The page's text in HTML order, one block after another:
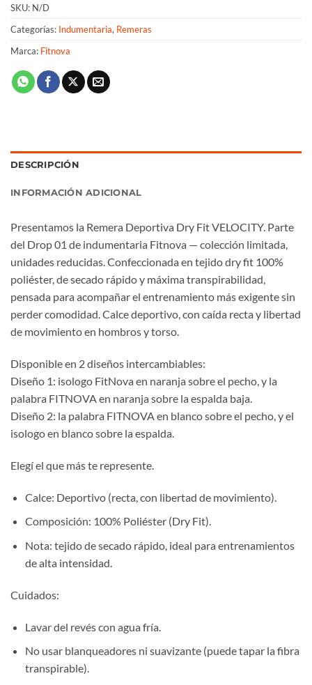
SKU: N/D
Categorías: Indumentaria, Remeras
Marca: Fitnova
DESCRIPCIÓN
INFORMACIÓN ADICIONAL
Presentamos la Remera Deportiva Dry Fit VELOCITY. Parte
del Drop 01 de indumentaria Fitnova — colección limitada,
unidades reducidas. Confeccionada en tejido dry fit 100%
poliéster, de secado rápido y máxima transpirabilidad,
pensada para acompañar el entrenamiento más exigente sin
perder comodidad. Calce deportivo, con caída recta y libertad
de movimiento en hombros y torso.
Disponible en 2 diseños intercambiables:
Diseño 1: isologo FitNova en naranja sobre el pecho, y la
palabra FITNOVA en naranja sobre la espalda baja.
Diseño 2: la palabra FITNOVA en blanco sobre el pecho, y el
isologo en blanco sobre la espalda.
Elegí el que más te represente.
Calce: Deportivo (recta, con libertad de movimiento).
Composición: 100% Poliéster (Dry Fit).
Nota: tejido de secado rápido, ideal para entrenamientos
de alta intensidad.
Cuidados:
Lavar del revés con agua fría.
No usar blanqueadores ni suavizante (puede tapar la fibra
transpirable).